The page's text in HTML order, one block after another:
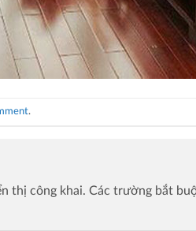
.
thị công khai. Các trường bắt